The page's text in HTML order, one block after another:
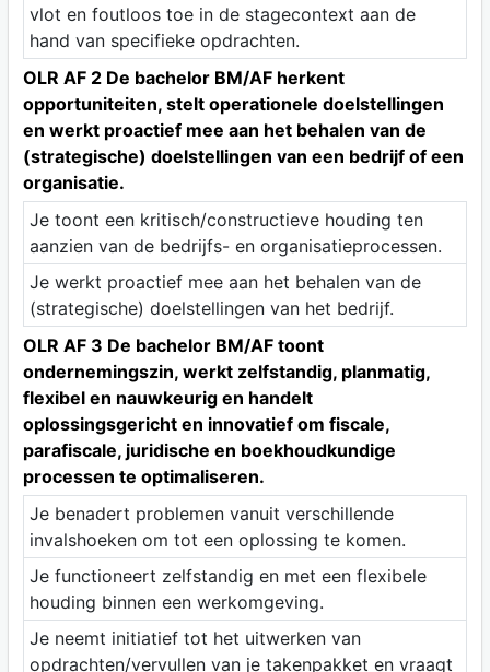
vlot en foutloos toe in de stagecontext aan de
hand van specifieke opdrachten.
OLR AF 2 De bachelor BM/AF herkent
opportuniteiten, stelt operationele doelstellingen
en werkt proactief mee aan het behalen van de
(strategische) doelstellingen van een bedrijf of een
organisatie.
Je toont een kritisch/constructieve houding ten
aanzien van de bedrijfs- en organisatieprocessen.
Je werkt proactief mee aan het behalen van de
(strategische) doelstellingen van het bedrijf.
OLR AF 3 De bachelor BM/AF toont
ondernemingszin, werkt zelfstandig, planmatig,
flexibel en nauwkeurig en handelt
oplossingsgericht en innovatief om fiscale,
parafiscale, juridische en boekhoudkundige
processen te optimaliseren.
Je benadert problemen vanuit verschillende
invalshoeken om tot een oplossing te komen.
Je functioneert zelfstandig en met een flexibele
houding binnen een werkomgeving.
Je neemt initiatief tot het uitwerken van
opdrachten/vervullen van je takenpakket en vraagt